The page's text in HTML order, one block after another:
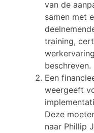
van de
samen met
training,
beschreven.
Een
weergeeft
Deze
naar Phillip